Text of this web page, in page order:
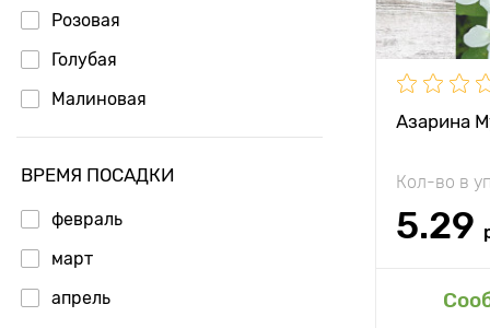
Розовая
Голубая
Малиновая
ВРЕМЯ ПОСАДКИ
февраль
март
апрель
Азарина
Кол-во в
5.29